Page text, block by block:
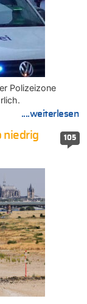
Polizeizone
....weiterlesen
105
niedrig